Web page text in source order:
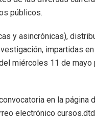
públicos.
y asincrónicas),
impartidas
miércoles 11 de
en la página
electrónico